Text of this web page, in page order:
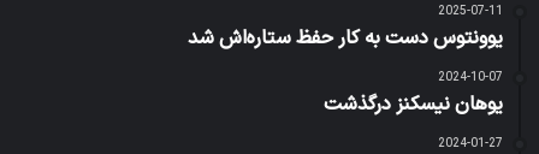
2025-07-11
یوونتوس دست به کار حفظ ستاره‌اش شد
2024-10-07
یوهان نیسکنز درگذشت
2024-01-27